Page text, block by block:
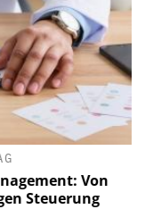
Von
Steuerung